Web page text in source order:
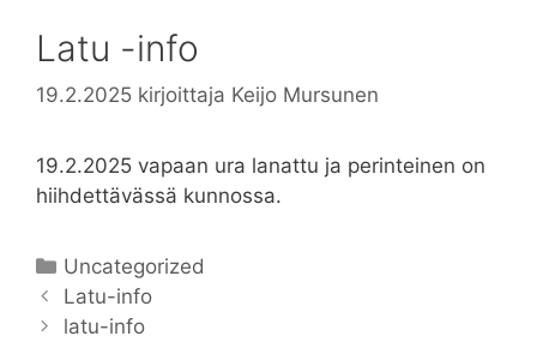
Latu -info
19.2.2025 kirjoittaja Keijo Mursunen
19.2.2025 vapaan ura lanattu ja perinteinen on
hiihdettävässä kunnossa.
Kategoriat
Uncategorized
Artikkelien
selaus
Latu-info
latu-info